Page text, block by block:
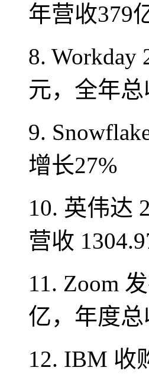
年营收379
8. Workday
元，全年
9.
增长27%
10. 英伟达
营收
11. Zoom
亿，年度总
12. IBM 收